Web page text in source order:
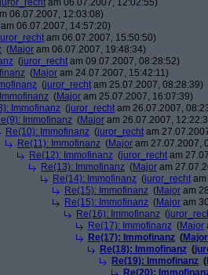
juror_recht am 06.07.2007, 12:02:55)
06.07.2007, 12:03:08)
am 06.07.2007, 14:57:20)
am 06.07.2007, 15:50:50)
(Major am 06.07.2007, 19:48:34)
(juror_recht am 09.07.2007, 08:28:52)
(Major am 24.07.2007, 15:42:11)
(juror_recht am 25.07.2007, 08:28:39)
(Major am 25.07.2007, 16:07:39)
Immofinanz (juror_recht am 26.07.2007,
Immofinanz (Major am 26.07.2007,
Re(10): Immofinanz (juror_recht am
Re(11): Immofinanz (Major am 27.07.2007,
Re(12): Immofinanz (juror_recht am
Re(13): Immofinanz (Major am
Re(14): Immofinanz (juror_recht
Re(15): Immofinanz (Major am
Re(15): Immofinanz (Major am
Re(16): Immofinanz (
Re(17): Immofinanz (Major
Re(17): Immofinanz (Major
Re(18): Immofinanz (
Re(19): Immofinanz (
Re(20):